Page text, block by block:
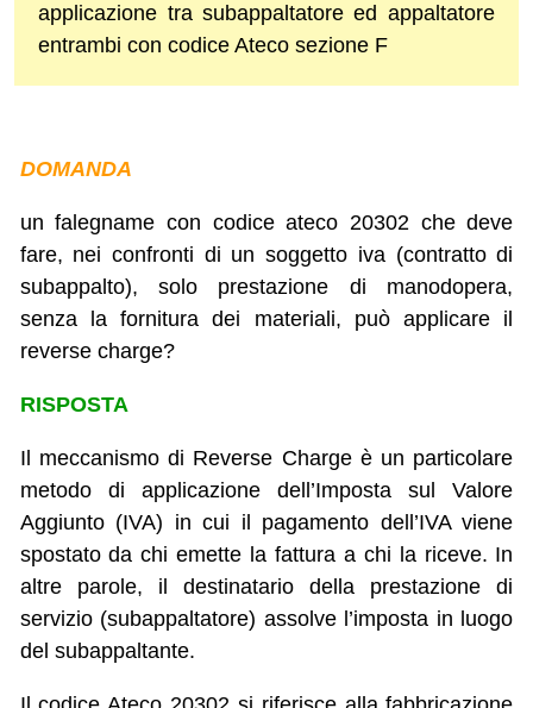
applicazione tra subappaltatore ed appaltatore
entrambi con codice Ateco sezione F
DOMANDA
un falegname con codice ateco 20302 che deve
fare, nei confronti di un soggetto iva (contratto di
subappalto), solo prestazione di manodopera,
senza la fornitura dei materiali, può applicare il
reverse charge?
RISPOSTA
Il meccanismo di Reverse Charge è un particolare
metodo di applicazione dell’Imposta sul Valore
Aggiunto (IVA) in cui il pagamento dell’IVA viene
spostato da chi emette la fattura a chi la riceve. In
altre parole, il destinatario della prestazione di
servizio (subappaltatore) assolve l’imposta in luogo
del subappaltante.